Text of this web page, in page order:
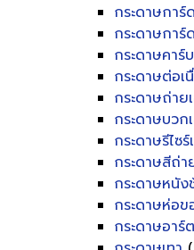
กระดาษการ์
กระดาษกา
กระดาษคาร์
กระดาษต่อเ
กระดาษถ่าย
กระดาษบวก
กระดาษรีไซร์
กระดาษสีถ่า
กระดาษหนัง
กระดาษห่อ
กระดาษอาร์